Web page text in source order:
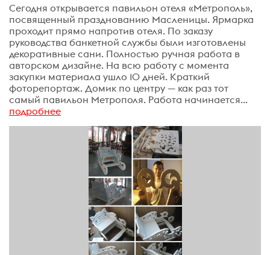
Сегодня открывается павильон отеля «Метрополь»,
посвященный празднованию Масленицы. Ярмарка
проходит прямо напротив отеля. По заказу
руководства банкетной службы были изготовлены
декоративные сани. Полностью ручная работа в
авторском дизайне. На всю работу с момента
закупки материала ушло 10 дней. Краткий
фоторепортаж. Домик по центру — как раз тот
самый павильон Метрополя. Работа начинается...
подробнее